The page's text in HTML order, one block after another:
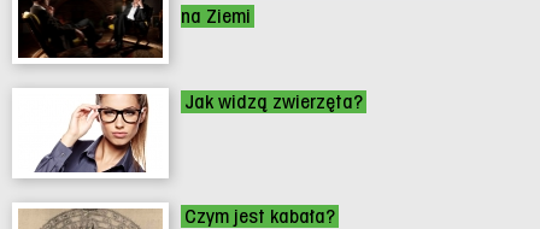
na Ziemi
Jak widzą zwierzęta?
Czym jest kabała?